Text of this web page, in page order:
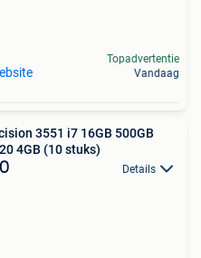
Topadvertentie
Vandaag
3551 i7 16GB 500GB
4GB (10 stuks)
Details